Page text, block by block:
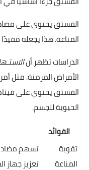
الفستق يحتوي على
المناعة. هذا يجعله
الدراسات تظهر أن
الأمراض المزمنة. مثل
الفستق يحتوي على
الحيوية للجسم.
الفوائد
تقوية
المناعة
تسهم
تعزيز جهاز